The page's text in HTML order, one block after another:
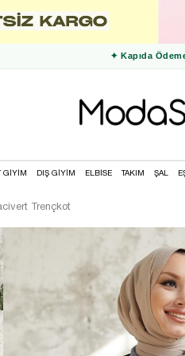
✦ 3000 TL ve Üzeri
GİYİM DIŞ GİYİM ELBİSE TAKIM ŞAL
Trençkot